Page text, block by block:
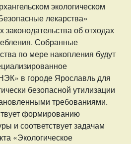
экологическом
лекарства»
законодательства об отходах
Собранные
по мере накопления будут
в городе Ярославль для
безопасной утилизации
требованиями.
формированию
и соответствует задачам
«Экологическое